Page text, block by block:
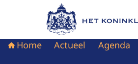
Naar de homepage van
Home Actueel Agenda